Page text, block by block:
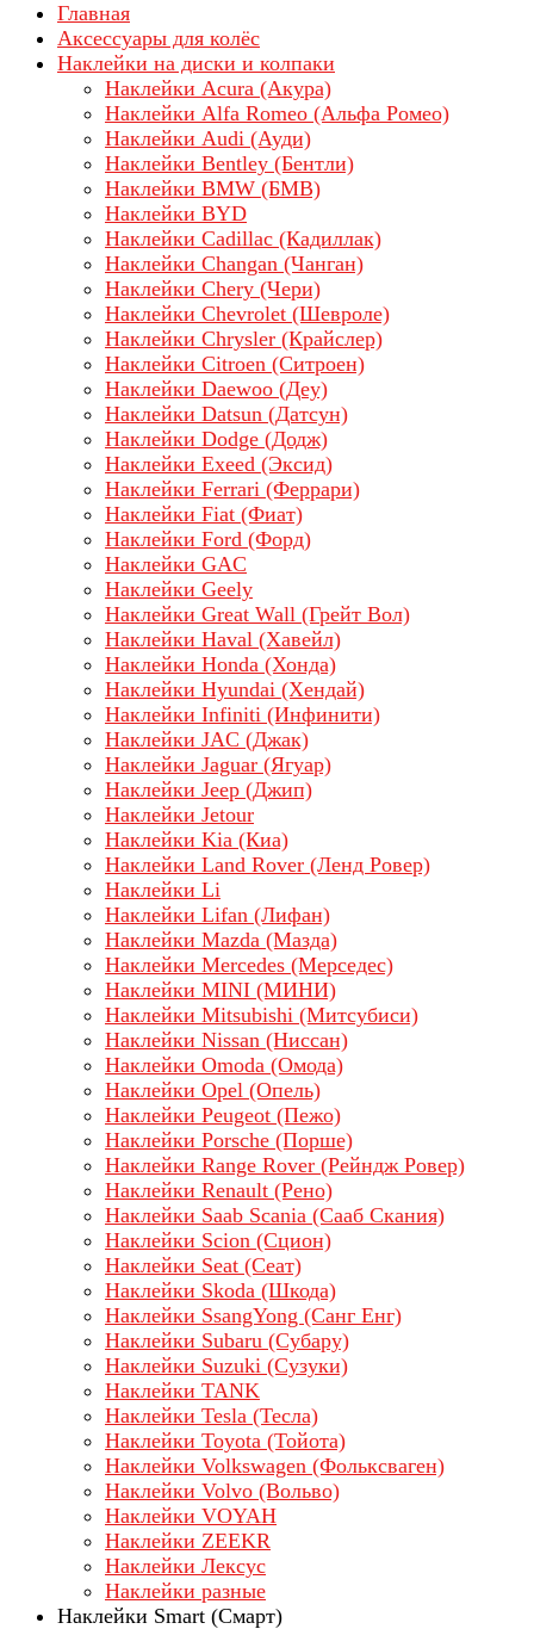
Главная
Аксессуары для колёс
Наклейки на диски и колпаки
Наклейки Acura (Акура)
Наклейки Alfa Romeo (Альфа Ромео)
Наклейки Audi (Ауди)
Наклейки Bentley (Бентли)
Наклейки BMW (БМВ)
Наклейки BYD
Наклейки Cadillac (Кадиллак)
Наклейки Changan (Чанган)
Наклейки Chery (Чери)
Наклейки Chevrolet (Шевроле)
Наклейки Chrysler (Крайслер)
Наклейки Citroen (Ситроен)
Наклейки Daewoo (Деу)
Наклейки Datsun (Датсун)
Наклейки Dodge (Додж)
Наклейки Exeed (Эксид)
Наклейки Ferrari (Феррари)
Наклейки Fiat (Фиат)
Наклейки Ford (Форд)
Наклейки GAC
Наклейки Geely
Наклейки Great Wall (Грейт Вол)
Наклейки Haval (Хавейл)
Наклейки Honda (Хонда)
Наклейки Hyundai (Хендай)
Наклейки Infiniti (Инфинити)
Наклейки JAC (Джак)
Наклейки Jaguar (Ягуар)
Наклейки Jeep (Джип)
Наклейки Jetour
Наклейки Kia (Киа)
Наклейки Land Rover (Ленд Ровер)
Наклейки Li
Наклейки Lifan (Лифан)
Наклейки Mazda (Мазда)
Наклейки Mercedes (Мерседес)
Наклейки MINI (МИНИ)
Наклейки Mitsubishi (Митсубиси)
Наклейки Nissan (Ниссан)
Наклейки Omoda (Омода)
Наклейки Opel (Опель)
Наклейки Peugeot (Пежо)
Наклейки Porsche (Порше)
Наклейки Range Rover (Рейндж Ровер)
Наклейки Renault (Рено)
Наклейки Saab Scania (Сааб Скания)
Наклейки Scion (Сцион)
Наклейки Seat (Сеат)
Наклейки Skoda (Шкода)
Наклейки SsangYong (Санг Енг)
Наклейки Subaru (Субару)
Наклейки Suzuki (Сузуки)
Наклейки TANK
Наклейки Tesla (Тесла)
Наклейки Toyota (Тойота)
Наклейки Volkswagen (Фольксваген)
Наклейки Volvo (Вольво)
Наклейки VOYAH
Наклейки ZEEKR
Наклейки Лексус
Наклейки разные
Наклейки Smart (Смарт)